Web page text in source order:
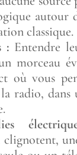
autour
classique.
: Entendre
morceau
où vous
radio, dans
clignotent,